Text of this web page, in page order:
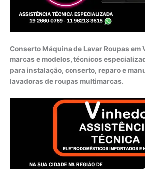
Conserto Máquina de Lavar Roupas em
marcas e modelos, técnicos
para instalação, conserto, reparo e
lavadoras de roupas multimarcas.